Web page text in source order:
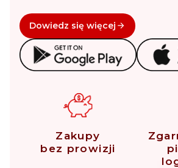
Dowiedz się więcej
Zakupy
bez prowizji